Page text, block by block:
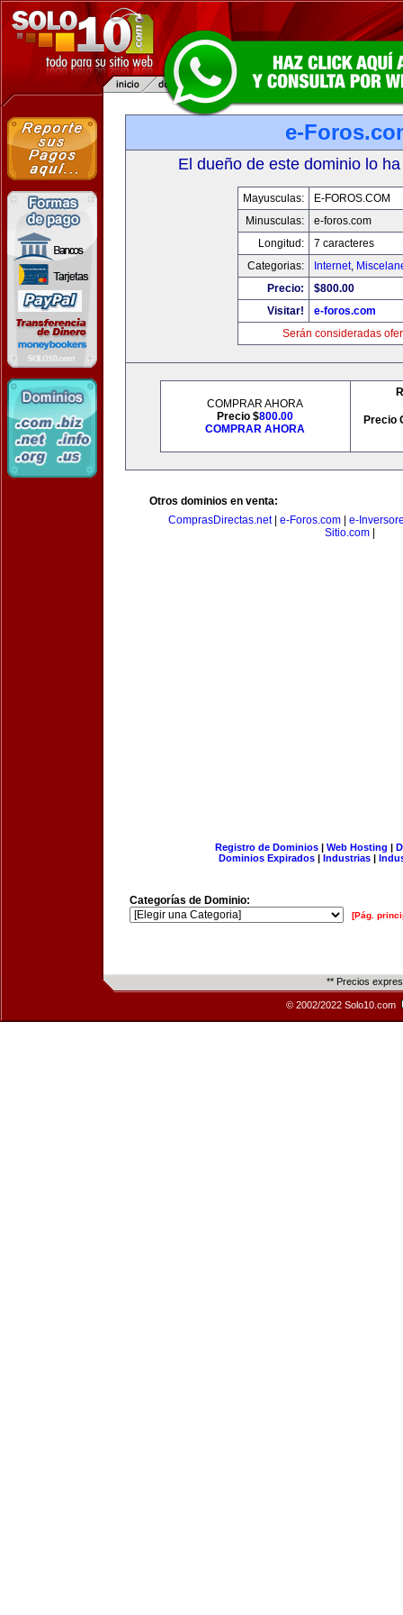
e-
El dueño de este dominio lo
Mayusculas:
E-FOROS.COM
Minusculas:
e-foros.com
Longitud:
7 caracteres
Categorias:
Internet,
Precio:
$800.00
Visitar!
e-foros.com
Serán consideradas
COMPRAR AHORA
Precio $800.00
COMPRAR AHORA
Precio
Otros dominios en venta:
ComprasDirectas.net| e-Foros.com
e-
Sitio.com
Registro de Dominios| Web Hosting |
Dominios Expirados | Industrias |
Categorías de Dominio:
[Pág.
** Precios
© 2002/2022 Solo10.com